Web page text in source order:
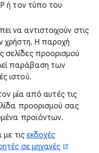
ή τον τύπο του
να αντιστοιχούν στις
χρήστη. Η παροχή
σελίδες προορισμού
παράβαση των
ιστού.
μία από αυτές τις
προορισμού σας
προϊόντων.
τις εκδοχές
σε μηχανές